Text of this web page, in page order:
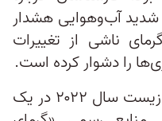
شدید آب‌وهوایی هشدار
ناشی از تغییرات
را دشوار کرده است.
مجله جهان ارتباطات و محیط زیست سال ۲۰۲۲ در یک